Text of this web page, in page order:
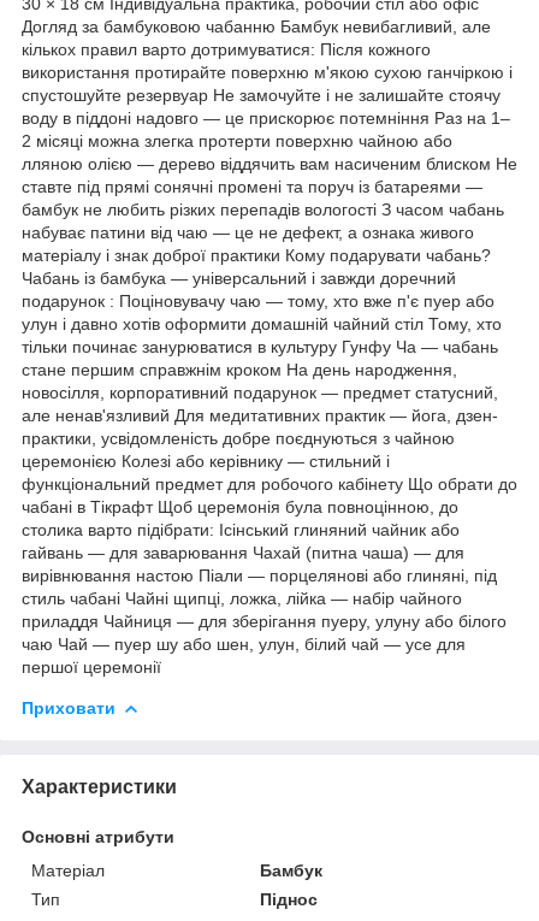
Догляд за бамбуковою чабанню Бамбук невибагливий, але
кількох правил варто дотримуватися: Після кожного
використання протирайте поверхню м'якою сухою ганчіркою і
спустошуйте резервуар Не замочуйте і не залишайте стоячу
воду в піддоні надовго — це прискорює потемніння Раз на 1–
2 місяці можна злегка протерти поверхню чайною або
лляною олією — дерево віддячить вам насиченим блиском Не
ставте під прямі сонячні промені та поруч із батареями —
бамбук не любить різких перепадів вологості З часом чабань
набуває патини від чаю — це не дефект, а ознака живого
матеріалу і знак доброї практики Кому подарувати чабань?
Чабань із бамбука — універсальний і завжди доречний
подарунок : Поціновувачу чаю — тому, хто вже п'є пуер або
улун і давно хотів оформити домашній чайний стіл Тому, хто
тільки починає занурюватися в культуру Гунфу Ча — чабань
стане першим справжнім кроком На день народження,
новосілля, корпоративний подарунок — предмет статусний,
але ненав'язливий Для медитативних практик — йога, дзен-
практики, усвідомленість добре поєднуються з чайною
церемонією Колезі або керівнику — стильний і
функціональний предмет для робочого кабінету Що обрати до
чабані в Тікрафт Щоб церемонія була повноцінною, до
столика варто підібрати: Ісінський глиняний чайник або
гайвань — для заварювання Чахай (питна чаша) — для
вирівнювання настою Піали — порцелянові або глиняні, під
стиль чабані Чайні щипці, ложка, лійка — набір чайного
приладдя Чайниця — для зберігання пуеру, улуну або білого
чаю Чай — пуер шу або шен, улун, білий чай — усе для
першої церемонії
Приховати
Характеристики
Основні атрибути
Матеріал
Бамбук
Тип
Піднос